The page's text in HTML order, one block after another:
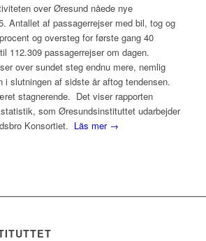
over Øresund nåede nye
Antallet af passagerrejser med bil, tog og
og oversteg for første gang 40
112.309 passagerrejser om dagen.
over sundet steg endnu mere, nemlig
i slutningen af sidste år aftog tendensen.
stagnerende. Det viser rapporten
som Øresundsinstituttet udarbejder
Konsortiet. Läs mer →